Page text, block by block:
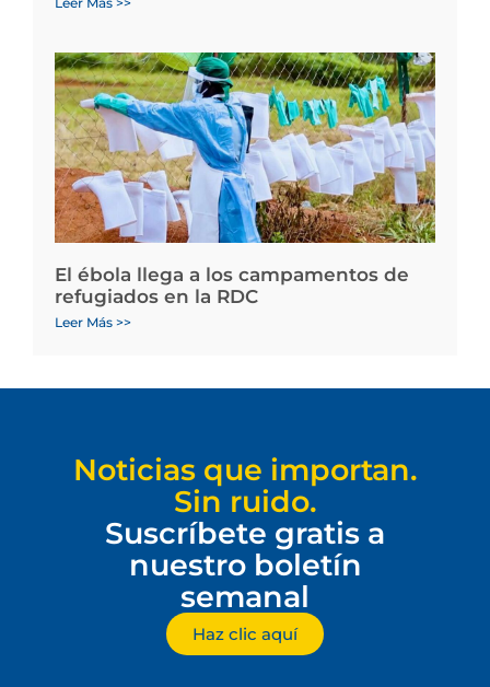
El ébola llega a los campamentos de
refugiados en la RDC
Leer Más >>
Noticias que importan.
Sin ruido.
Suscríbete gratis a
nuestro boletín
semanal
Haz clic aquí